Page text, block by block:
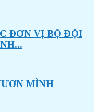
ĐƠN VỊ BỘ ĐỘI
MÌNH